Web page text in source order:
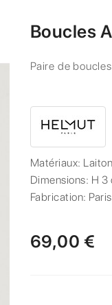
Boucles
Paire de
Matériaux:
Dimensions: H 3
Fabrication:
69,00 €